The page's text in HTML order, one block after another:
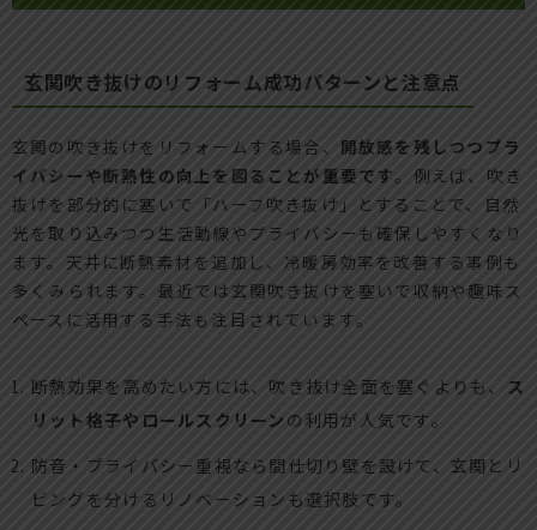
玄関吹き抜けのリフォーム成功パターンと注意点
玄関の吹き抜けをリフォームする場合、 開放感を残しつつプラ
イバシーや断熱性の向上を図ることが重要です。例えば、吹き
抜けを部分的に塞いで「ハーフ吹き抜け」とすることで、自然
光を取り込みつつ生活動線やプライバシーも確保しやすくなり
ます。天井に断熱素材を追加し、冷暖房効率を改善する事例も
多くみられます。最近では玄関吹き抜けを塞いで収納や趣味ス
ペースに活用する手法も注目されています。
断熱効果を高めたい方には、吹き抜け全面を塞ぐよりも、
ス
リット格子やロールスクリーン の利用が人気です。
防音・プライバシー重視なら間仕切り壁を設けて、玄関とリ
ビングを分けるリノベーションも選択肢です。